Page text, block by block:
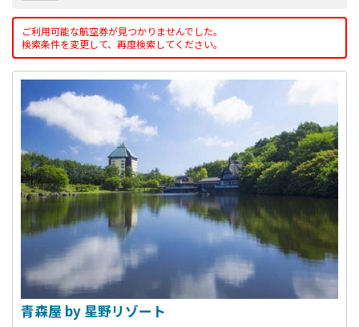
ご利用可能な航空券が見つかりませんでした。
検索条件を変更して、再度検索してください。
青森屋 by 星野リゾート